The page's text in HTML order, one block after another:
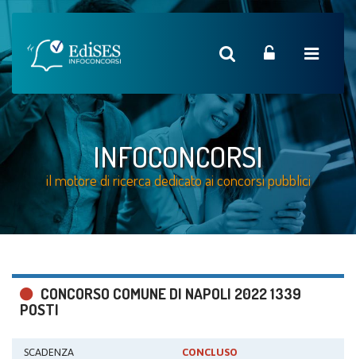
INFOCONCORSI
il motore di ricerca dedicato ai concorsi pubblici
CONCORSO COMUNE DI NAPOLI 2022 1339
POSTI
SCADENZA CONCLUSO